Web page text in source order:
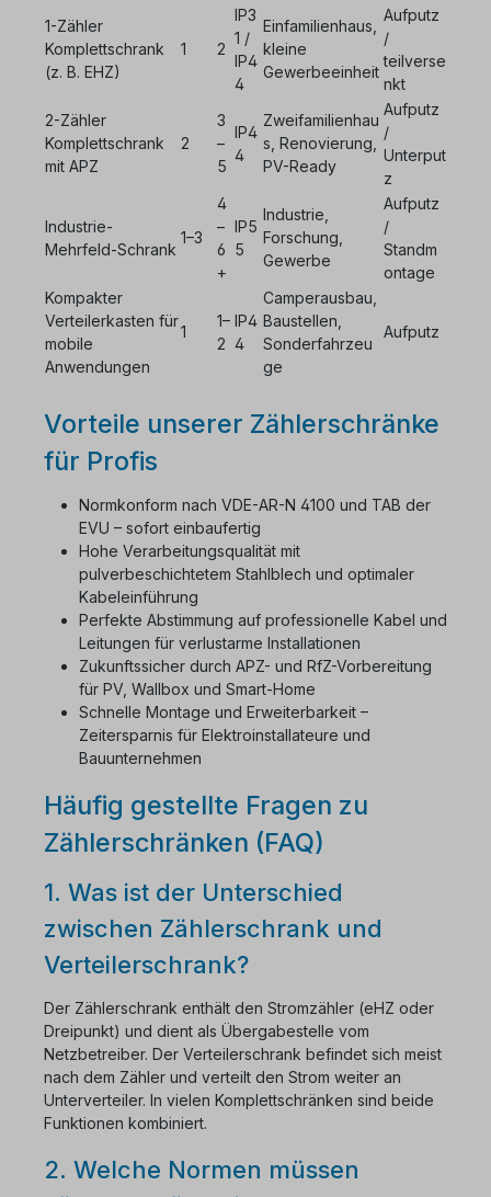
1-Zähler
Komplettschrank
(z. B. EHZ)
1 2
IP3
1 /
IP4
4
Einfamilienhaus,
kleine
Gewerbeeinheit
Aufputz
/
teilverse
nkt
2-Zähler
Komplettschrank
mit APZ
2
3
–
5
IP4
4
Zweifamilienhau
s, Renovierung,
PV-Ready
Aufputz
/
Unterput
z
Industrie-
Mehrfeld-Schrank
1–3
4
–
6
+
IP5
5
Industrie,
Forschung,
Gewerbe
Aufputz
/
Standm
ontage
Kompakter
Verteilerkasten für
mobile
Anwendungen
1
1–
2
IP4
4
Camperausbau,
Baustellen,
Sonderfahrzeu
ge
Aufputz
Vorteile unserer Zählerschränke
für Profis
Normkonform nach VDE-AR-N 4100 und TAB der
EVU – sofort einbaufertig
Hohe Verarbeitungsqualität mit
pulverbeschichtetem Stahlblech und optimaler
Kabeleinführung
Perfekte Abstimmung auf professionelle Kabel und
Leitungen für verlustarme Installationen
Zukunftssicher durch APZ- und RfZ-Vorbereitung
für PV, Wallbox und Smart-Home
Schnelle Montage und Erweiterbarkeit –
Zeitersparnis für Elektroinstallateure und
Bauunternehmen
Häufig gestellte Fragen zu
Zählerschränken (FAQ)
1. Was ist der Unterschied
zwischen Zählerschrank und
Verteilerschrank?
Der Zählerschrank enthält den Stromzähler (eHZ oder
Dreipunkt) und dient als Übergabestelle vom
Netzbetreiber. Der Verteilerschrank befindet sich meist
nach dem Zähler und verteilt den Strom weiter an
Unterverteiler. In vielen Komplettschränken sind beide
Funktionen kombiniert.
2. Welche Normen müssen